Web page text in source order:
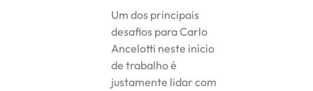
Um dos principais
desafios para Carlo
Ancelotti neste início
de trabalho é
justamente lidar com